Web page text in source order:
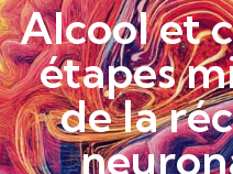
Alcool et
étapes
de la